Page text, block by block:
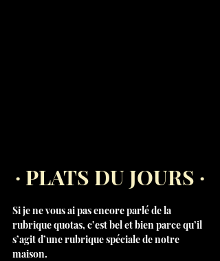
· PLATS DU JOURS ·
Si je ne vous ai pas encore parlé de la
rubrique quotas, c’est bel et bien parce qu’il
s’agit d’une rubrique spéciale de notre
maison.